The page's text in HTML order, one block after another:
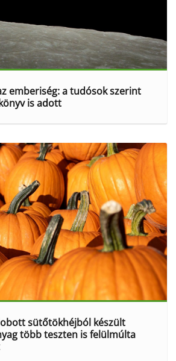
emberiség: a tudósok szerint
is adott
sütőtökhéjból készült
több teszten is felülmúlta